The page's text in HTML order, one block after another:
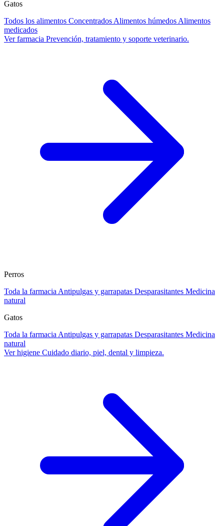
Gatos
Todos los alimentos Concentrados Alimentos húmedos Alimentos
medicados
Ver farmacia Prevención, tratamiento y soporte veterinario.
Perros
Toda la farmacia Antipulgas y garrapatas Desparasitantes Medicina
natural
Gatos
Toda la farmacia Antipulgas y garrapatas Desparasitantes Medicina
natural
Ver higiene Cuidado diario, piel, dental y limpieza.